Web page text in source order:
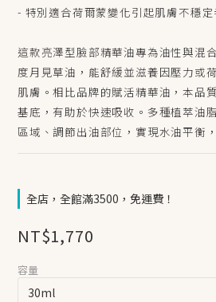
- 特別適合荷爾蒙變化引起肌膚不穩定
這款亮澤型臉部精華油專為油性與混
度月見草油，能舒緩並滋養因壓力或
肌膚。相比品牌的賦活精華油，本品
基底，有助於快速吸收。多種植萃油
區域、調節出油部位，實現水油平衡
全店，全館滿3500，免運費！
NT$1,770
容量